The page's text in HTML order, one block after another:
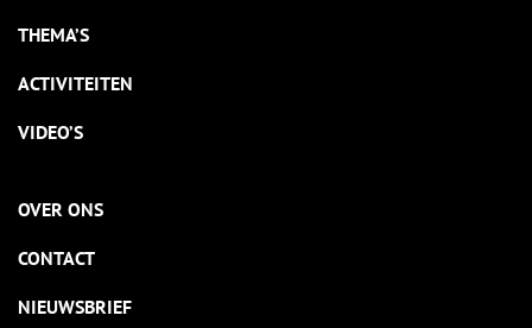
THEMA’S
ACTIVITEITEN
VIDEO’S
OVER ONS
CONTACT
NIEUWSBRIEF